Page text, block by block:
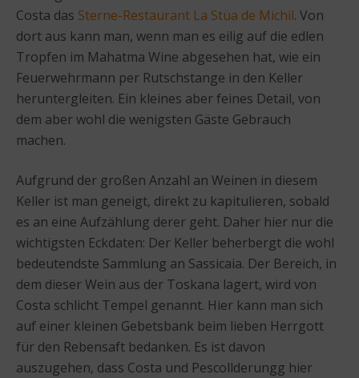
Costa das Sterne-Restaurant La Stüa de Michil. Von
dort aus kann man, wenn man es eilig auf die edlen
Tropfen im Mahatma Wine abgesehen hat, wie ein
Feuerwehrmann per Rutschstange in den Keller
heruntergleiten. Ein kleines aber feines Detail, von
dem aber wohl die wenigsten Gäste Gebrauch
machen.
Aufgrund der großen Anzahl an Weinen in diesem
Keller ist man geneigt, direkt zu kapitulieren, sobald
es an eine Aufzählung derer geht. Daher hier nur die
wichtigsten Eckdaten: Der Keller beherbergt die wohl
bedeutendste Sammlung an Sassicaia. Der Bereich, in
dem dieser Wein aus der Toskana lagert, wird von
Costa schlicht Tempel genannt. Hier kann man sich
auf einer kleinen Gebetsbank beim lieben Herrgott
für den Rebensaft bedanken. Es ist davon
auszugehen, dass Costa und Pescollderungg hier